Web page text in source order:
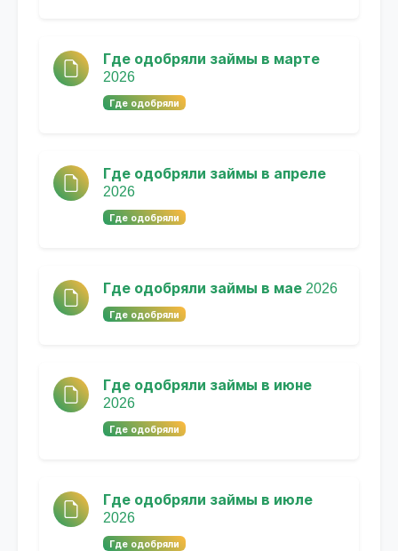
Где одобряли займы в марте
2026
Где одобряли
Где одобряли займы в апреле
2026
Где одобряли
Где одобряли займы в мае 2026
Где одобряли
Где одобряли займы в июне
2026
Где одобряли
Где одобряли займы в июле
2026
Где одобряли